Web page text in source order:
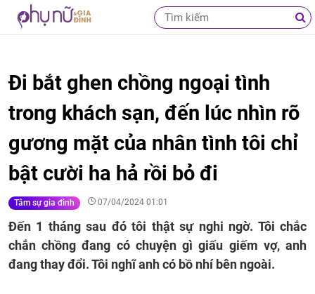
Đi bắt ghen chồng ngoại tình
trong khách sạn, đến lúc nhìn rõ
gương mặt của nhân tình tôi chỉ
bật cười ha hả rồi bỏ đi
Tâm sự gia đình 07/04/2024 01:01
Đến 1 tháng sau đó tôi thật sự nghi ngờ. Tôi chắc
chắn chồng đang có chuyện gì giấu giếm vợ, anh
đang thay đổi. Tôi nghĩ anh có bồ nhí bên ngoài.